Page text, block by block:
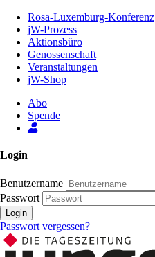
Inhalt
Seite
Rosa-Luxemburg-Konferenz
jW-Prozess
Aktionsbüro
Genossenschaft
Veranstaltungen
jW-Shop
Abo
Spende
Login
Benutzername
Passwort
Login
Passwort vergessen?